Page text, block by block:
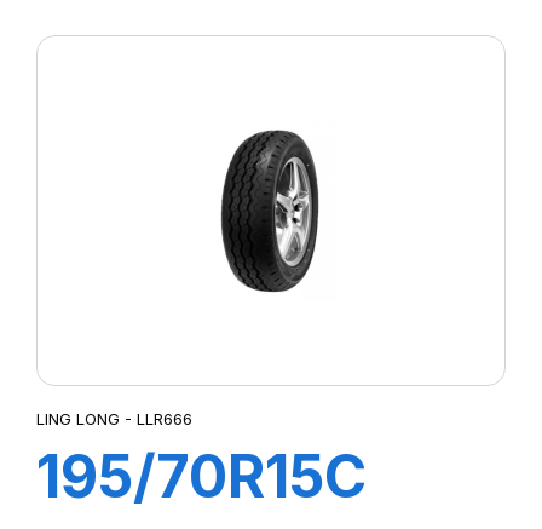
LING LONG - LLR666
195/70R15C